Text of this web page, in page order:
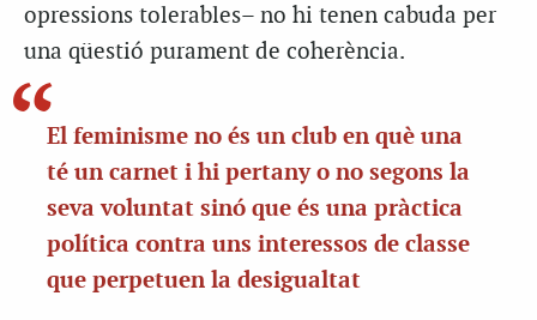
opressions tolerables– no hi tenen cabuda per
una qüestió purament de coherència.
El feminisme no és un club en què una
té un carnet i hi pertany o no segons la
seva voluntat sinó que és una pràctica
política contra uns interessos de classe
que perpetuen la desigualtat